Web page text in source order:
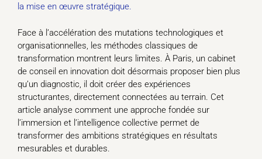
la mise en œuvre stratégique.
Face à l’accélération des mutations technologiques et
organisationnelles, les méthodes classiques de
transformation montrent leurs limites. À Paris, un cabinet
de conseil en innovation doit désormais proposer bien plus
qu’un diagnostic, il doit créer des expériences
structurantes, directement connectées au terrain. Cet
article analyse comment une approche fondée sur
l’immersion et l’intelligence collective permet de
transformer des ambitions stratégiques en résultats
mesurables et durables.